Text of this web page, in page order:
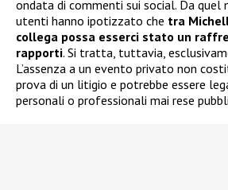
ondata di commenti sui social. Da quel
utenti hanno ipotizzato che tra
collega possa esserci stato un
rapporti. Si tratta, tuttavia,
L’assenza a un evento privato non
prova di un litigio e potrebbe essere
personali o professionali mai rese